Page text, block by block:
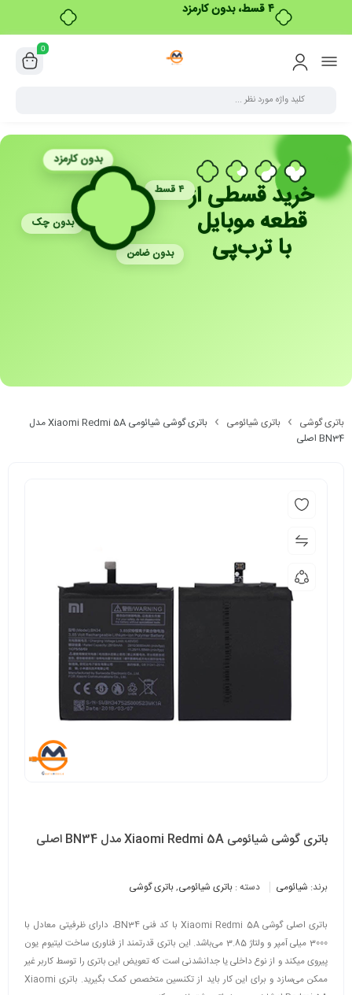
۴ قسط، بدون کارمزد
0
خرید قسطی از
قطعه موبایل
با ترب‌پی
بدون کارمزد
۴ قسط
بدون چک
بدون ضامن
باتری گوشی باتری شیائومی
باتری گوشی شیائومی Xiaomi Redmi 5A مدل
BN34 اصلی
باتری گوشی شیائومی Xiaomi Redmi 5A مدل BN34 اصلی
برند: شیائومی دسته : باتری شیائومی,باتری گوشی
باتری اصلی گوشی Xiaomi Redmi 5A با کد فنی BN34، دارای ظرفیتی معادل با
3000 میلی آمپر و ولتاژ 3.85 می‌باشد. این باتری قدرتمند از فناوری ساخت لیتیوم یون
پیروی میکند و از نوع داخلی یا جدانشدنی است که تعویض این باتری را توسط کاربر غیر
ممکن می‌سازد و برای این کار باید از تکنسین متخصص کمک بگیرید. باتری Xiaomi